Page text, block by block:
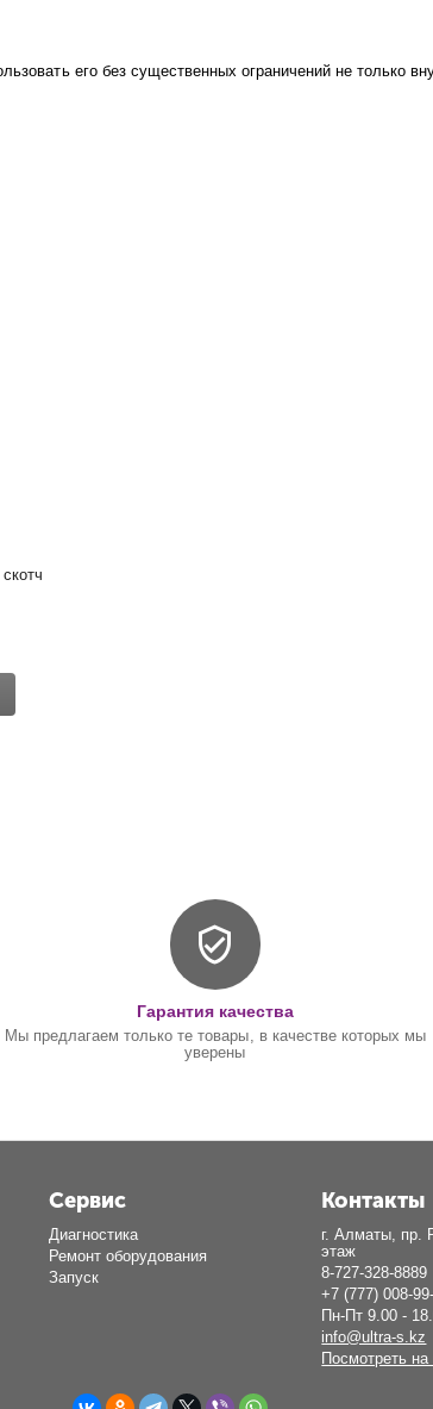
его без существенных ограничений не только
светодинамические эффекты, архитектурное и
Гарантия качества
Мы предлагаем только те товары, в качестве которых мы
уверены
Сервис
Диагностика
Ремонт оборудования
Запуск
Контакты
г. Алматы, пр.
этаж
8-727-328-8889
+7 (777) 008-
Пн-Пт 9.00 -
info@ultra-s.kz
Посмотреть на